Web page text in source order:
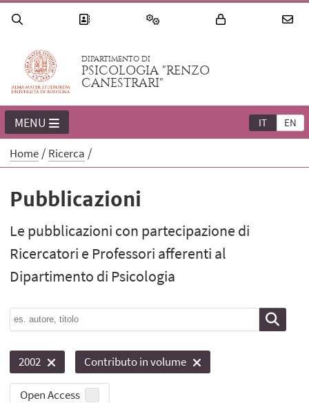
DIPARTIMENTO DI
PSICOLOGIA "RENZO
CANESTRARI"
IT EN
MENU
Home Ricerca
Pubblicazioni
Le pubblicazioni con partecipazione di
Ricercatori e Professori afferenti al
Dipartimento di Psicologia
2002 Contributo in volume
Open Access